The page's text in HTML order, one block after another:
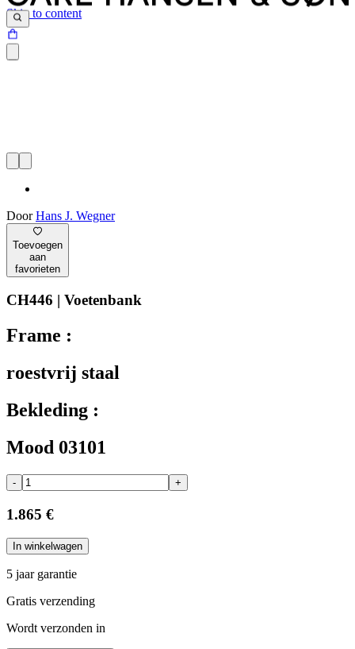
Skip to content
DoorHans J. Wegner
Toevoegen
aan
favorieten
CH446 | Voetenbank
Frame :
roestvrij staal
Bekleding :
Mood 03101
- +
1.865 €
In winkelwagen
5 jaar garantie
Gratis verzending
Wordt verzonden in